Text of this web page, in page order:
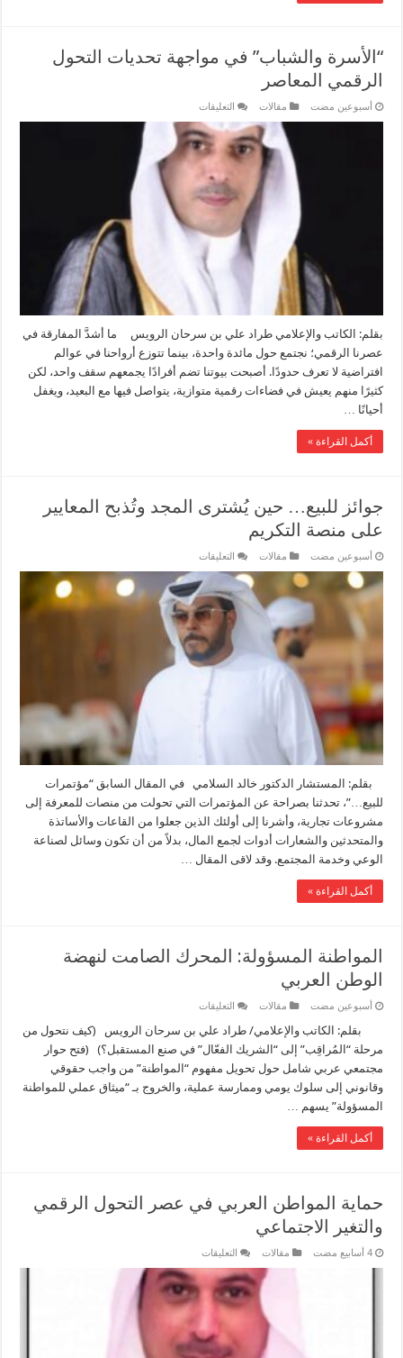
“الأسرة والشباب” في مواجهة تحديات التحول
الرقمي المعاصر
‏أسبوعين مضت مقالات التعليقات
والشباب”
في
مواجهة
تحديات
الرقمي
المعاصر
مغلقة
بقلم: الكاتب والإعلامي طراد علي بن سرحان الرويس ما أشدَّ المفارقة في
عصرنا الرقمي؛ نجتمع حول مائدة واحدة، بينما تتوزع أرواحنا في عوالم
افتراضية لا تعرف حدودًا. أصبحت بيوتنا تضم أفرادًا يجمعهم سقف واحد، لكن
كثيرًا منهم يعيش في فضاءات رقمية متوازية، يتواصل فيها مع البعيد، ويغفل
أحيانًا …
أكمل القراءة »
جوائز للبيع… حين يُشترى المجد وتُذبح المعايير
على منصة التكريم
‏أسبوعين مضت مقالات التعليقات
للبيع…
حين
يُشترى
المجد
وتُذبح
المعايير
على
منصة
‏‏بقلم: المستشار الدكتور خالد السلامي ‏في المقال السابق “مؤتمرات
للبيع…”، تحدثنا بصراحة عن المؤتمرات التي تحولت من منصات للمعرفة إلى
مشروعات تجارية، وأشرنا إلى أولئك الذين جعلوا من القاعات والأساتذة
والمتحدثين والشعارات أدوات لجمع المال، بدلاً من أن تكون وسائل لصناعة
الوعي وخدمة المجتمع. ‏وقد لاقى المقال …
أكمل القراءة »
المواطنة المسؤولة: المحرك الصامت لنهضة
الوطن العربي
‏أسبوعين مضت مقالات التعليقات
المسؤولة:
المحرك
الصامت
لنهضة
الوطن
العربي
مغلقة
بقلم: الكاتب والإعلامي/ طراد علي بن سرحان الرويس (كيف نتحول من
مرحلة “المُراقِب” إلى “الشريك الفعّال” في صنع المستقبل؟) (فتح حوار
مجتمعي عربي شامل حول تحويل مفهوم “المواطنة” من واجب حقوقي
وقانوني إلى سلوك يومي وممارسة عملية، والخروج بـ “ميثاق عملي للمواطنة
المسؤولة” يسهم …
أكمل القراءة »
حماية المواطن العربي في عصر التحول الرقمي
والتغير الاجتماعي
‏4 أسابيع مضت مقالات التعليقات
المواطن
العربي
في
عصر
الرقمي
والتغير